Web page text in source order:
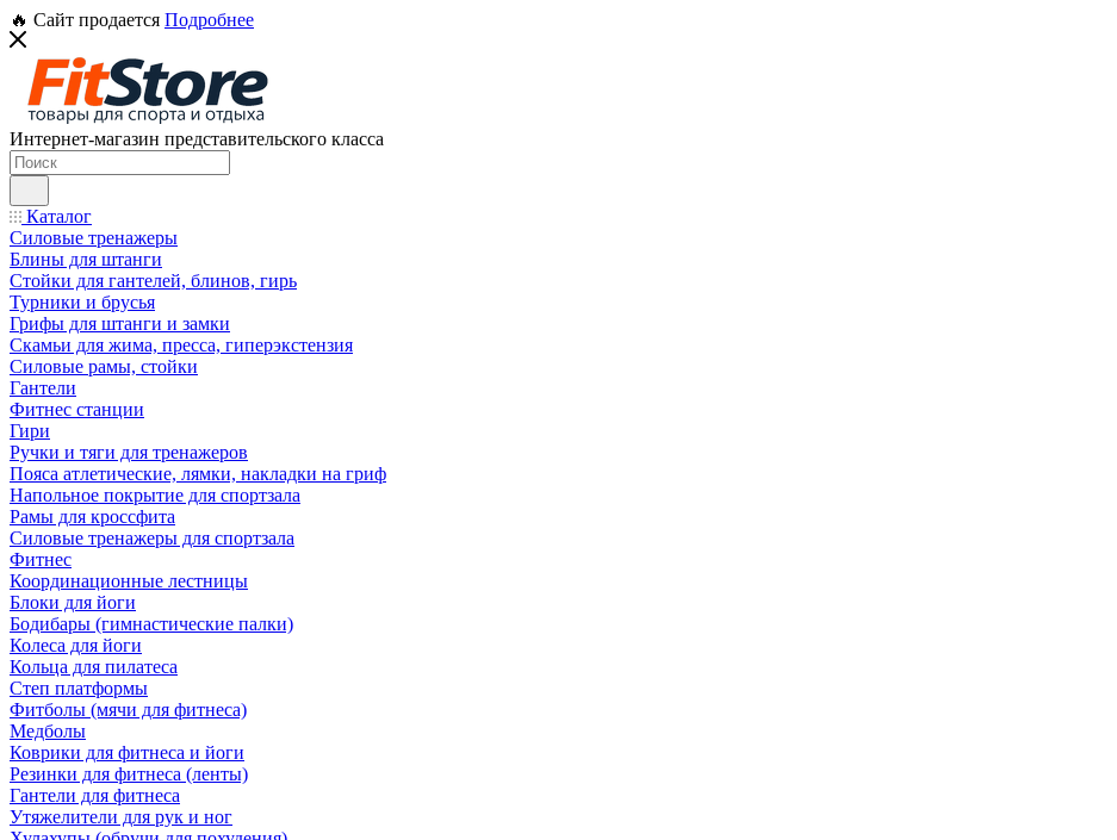
🔥 Сайт продается Подробнее
Интернет-магазин представительского класса
Каталог
Силовые тренажеры
Блины для штанги
Стойки для гантелей, блинов, гирь
Турники и брусья
Грифы для штанги и замки
Скамьи для жима, пресса, гиперэкстензия
Силовые рамы, стойки
Гантели
Фитнес станции
Гири
Ручки и тяги для тренажеров
Пояса атлетические, лямки, накладки на гриф
Напольное покрытие для спортзала
Рамы для кроссфита
Силовые тренажеры для спортзала
Фитнес
Координационные лестницы
Блоки для йоги
Бодибары (гимнастические палки)
Колеса для йоги
Кольца для пилатеса
Степ платформы
Фитболы (мячи для фитнеса)
Медболы
Коврики для фитнеса и йоги
Резинки для фитнеса (ленты)
Гантели для фитнеса
Утяжелители для рук и ног